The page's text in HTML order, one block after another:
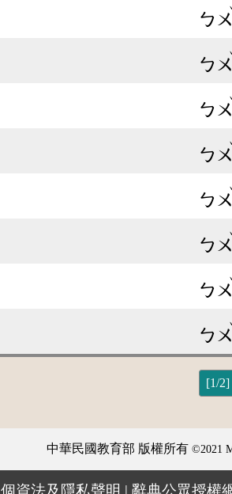
ㄅㄨ
ㄅㄨ
ㄅㄨ
ㄅㄨ
ㄅㄨ
ㄅㄨ
ㄅㄨ
ㄅㄨ
[1/2]
中華民國教育部 版權所有 ©2021
個資法及隱私聲明 | 辭典公眾授權